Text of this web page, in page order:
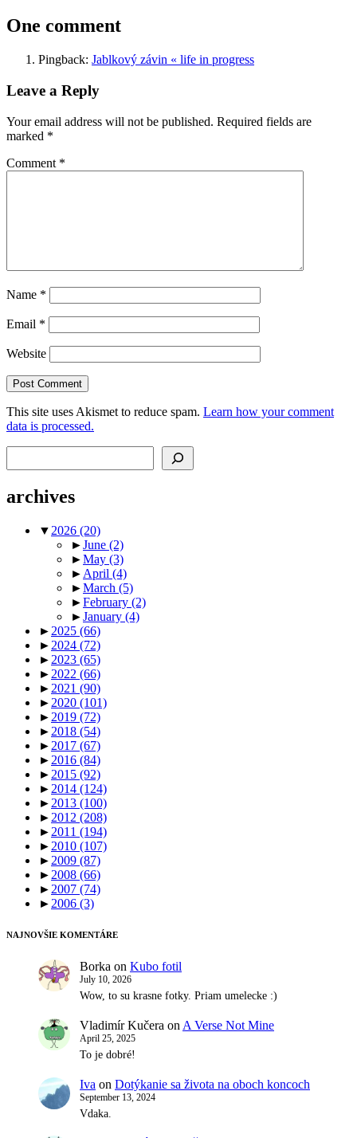
One comment
Pingback: Jablkový závin « life in progress
Leave a Reply
Your email address will not be published. Required fields are
marked *
Comment *
Name *
Email *
Website
This site uses Akismet to reduce spam. Learn how your comment
data is processed.
archives
▼ 2026 (20)
►June (2)
►May (3)
► April (4)
►March (5)
►February (2)
►January (4)
► 2025 (66)
► 2024 (72)
► 2023 (65)
► 2022 (66)
► 2021 (90)
► 2020 (101)
► 2019 (72)
► 2018 (54)
► 2017 (67)
► 2016 (84)
► 2015 (92)
► 2014 (124)
► 2013 (100)
► 2012 (208)
► 2011 (194)
► 2010 (107)
► 2009 (87)
► 2008 (66)
► 2007 (74)
► 2006 (3)
NAJNOVŠIE KOMENTÁRE
Borka on Kubo fotil
July 10, 2026
Wow, to su krasne fotky. Priam umelecke :)
Vladimír Kučera on A Verse Not Mine
April 25, 2025
To je dobré!
Iva on Dotýkanie sa života na oboch koncoch
September 13, 2024
Vdaka.